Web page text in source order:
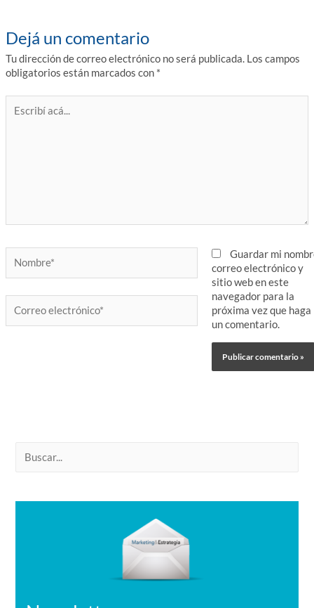
Dejá un comentario
Tu dirección de correo electrónico no será publicada. Los campos
obligatorios están marcados con *
acá...
electrónico*
Guardar mi
correo electrónico y
sitio web en este
navegador para la
próxima vez que haga
un comentario.
a